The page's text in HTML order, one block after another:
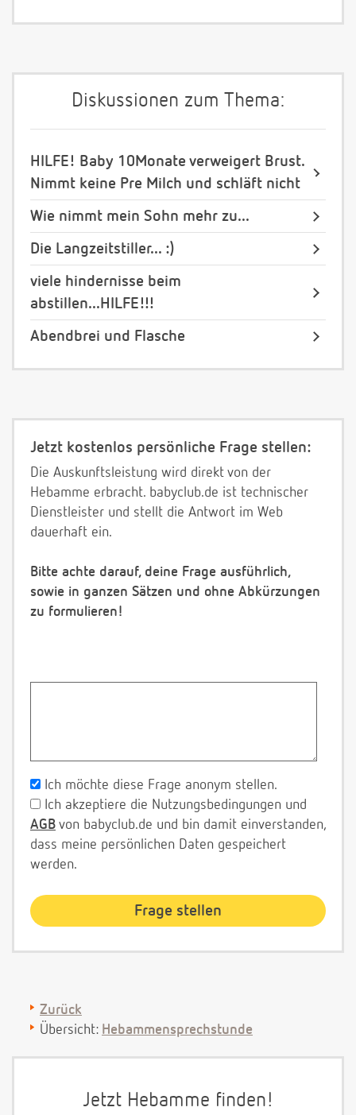
Diskussionen zum Thema:
HILFE! Baby 10Monate verweigert Brust.
Nimmt keine Pre Milch und schläft nicht
Wie nimmt mein Sohn mehr zu...
Die Langzeitstiller... :)
viele hindernisse beim
abstillen...HILFE!!!
Abendbrei und Flasche
Jetzt kostenlos persönliche Frage stellen:
Die Auskunftsleistung wird direkt von der
Hebamme erbracht. babyclub.de ist technischer
Dienstleister und stellt die Antwort im Web
dauerhaft ein.
Bitte achte darauf, deine Frage ausführlich,
sowie in ganzen Sätzen und ohne Abkürzungen
zu formulieren!
Ich möchte diese Frage anonym stellen.
Ich akzeptiere die Nutzungsbedingungen und
AGB von babyclub.de und bin damit einverstanden,
dass meine persönlichen Daten gespeichert
werden.
Zurück
Übersicht: Hebammensprechstunde
Jetzt Hebamme finden!